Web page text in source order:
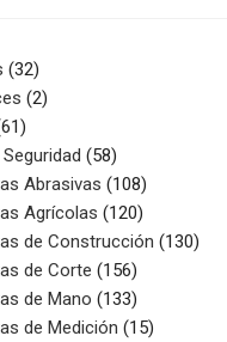
3232
productos
22
6161
productos5858
productos
Abrasivas 108108
productos
Agrícolas 120120
productos
de Construcción 130130
de Corte 156156
productos
de Mano 133133
productos
de Medición 1515